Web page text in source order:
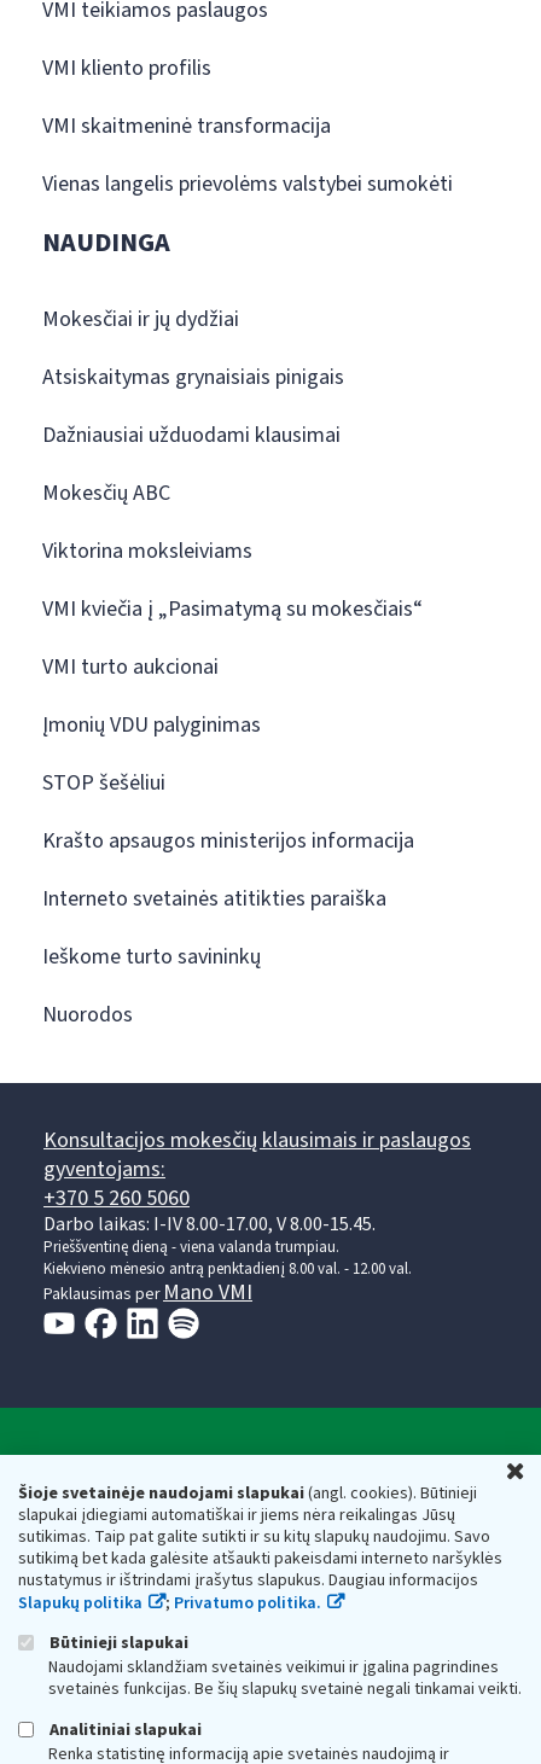
Šioje svetainėje naudojami slapukai(angl. cookies). Būtinieji
slapukai įdiegiami automatiškai ir jiems nėra reikalingas Jūsų
sutikimas. Taip pat galite sutikti ir su kitų slapukų naudojimu. Savo
sutikimą bet kada galėsite atšaukti pakeisdami interneto naršyklės
nustatymus ir ištrindami įrašytus slapukus. Daugiau informacijos
Slapukų politika
; Privatumo politika.
Būtinieji slapukai
Naudojami sklandžiam svetainės veikimui ir įgalina pagrindines
svetainės funkcijas. Be šių slapukų svetainė negali tinkamai veikti.
Analitiniai slapukai
Renka statistinę informaciją apie svetainės naudojimą ir
VMI teikiamos paslaugos
VMI kliento profilis
VMI skaitmeninė transformacija
Vienas langelis prievolėms valstybei sumokėti
NAUDINGA
Mokesčiai ir jų dydžiai
Atsiskaitymas grynaisiais pinigais
Dažniausiai užduodami klausimai
Mokesčių ABC
Viktorina moksleiviams
VMI kviečia į „Pasimatymą su mokesčiais“
VMI turto aukcionai
Įmonių VDU palyginimas
STOP šešėliui
Krašto apsaugos ministerijos informacija
Interneto svetainės atitikties paraiška
Ieškome turto savininkų
Nuorodos
Konsultacijos mokesčių klausimais ir paslaugos
gyventojams:
+370 5 260 5060
Darbo laikas: I-IV 8.00-17.00, V 8.00-15.45.
Prieššventinę dieną - viena valanda trumpiau.
Kiekvieno mėnesio antrą penktadienį 8.00 val. - 12.00 val.
Paklausimas per Mano VMI
Respublikos finansų ministerijos
Biudžetinė įstaiga. Juridinio asmens kodas — 188659752,
adresas: Vasario 16-osios g. 14, 01107 Vilnius, Lietuva, el.paštas:
vmi@vmi.lt, E. pristatymo dėžutės adresas 188659752
Duomenys apie Valstybinę mokesčių inspekciją prie Lietuvos
Respublikos finansų ministerijos kaupiami ir saugomi Juridinių